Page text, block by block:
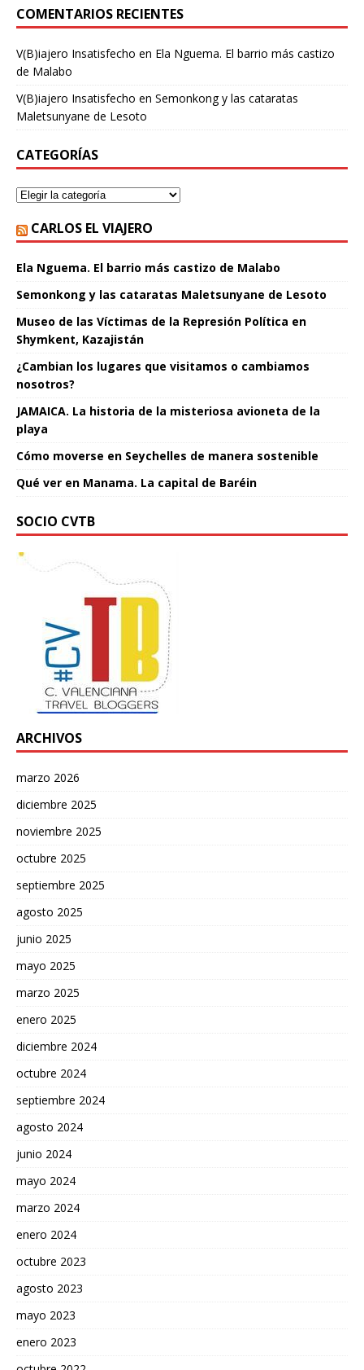
COMENTARIOS RECIENTES
V(B)iajero Insatisfecho en Ela Nguema. El barrio más castizo
de Malabo
V(B)iajero Insatisfecho en Semonkong y las cataratas
Maletsunyane de Lesoto
CATEGORÍAS
CARLOS EL VIAJERO
Ela Nguema. El barrio más castizo de Malabo
Semonkong y las cataratas Maletsunyane de Lesoto
Museo de las Víctimas de la Represión Política en
Shymkent, Kazajistán
¿Cambian los lugares que visitamos o cambiamos
nosotros?
JAMAICA. La historia de la misteriosa avioneta de la
playa
Cómo moverse en Seychelles de manera sostenible
Qué ver en Manama. La capital de Baréin
SOCIO CVTB
ARCHIVOS
marzo 2026
diciembre 2025
noviembre 2025
octubre 2025
septiembre 2025
agosto 2025
junio 2025
mayo 2025
marzo 2025
enero 2025
diciembre 2024
octubre 2024
septiembre 2024
agosto 2024
junio 2024
mayo 2024
marzo 2024
enero 2024
octubre 2023
agosto 2023
mayo 2023
enero 2023